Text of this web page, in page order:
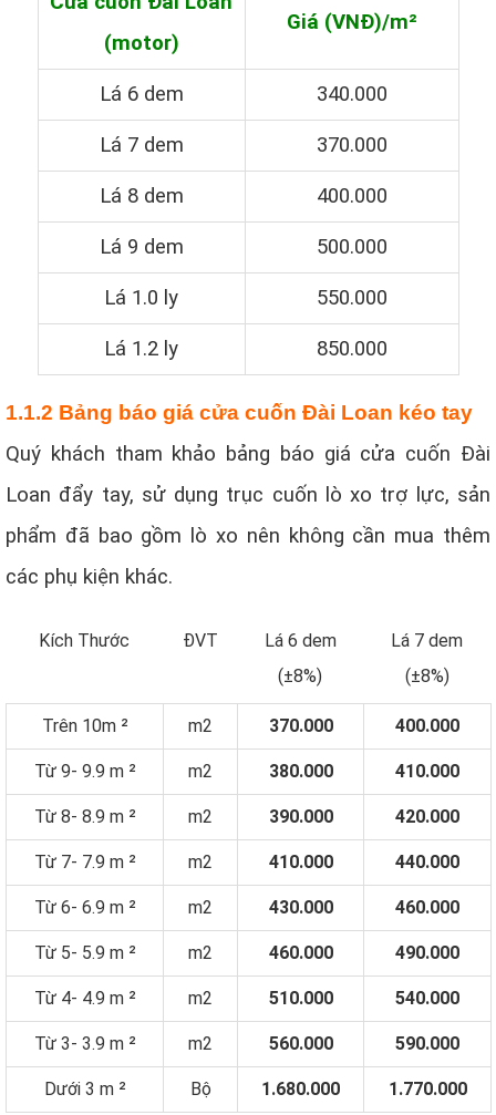
(motor)
Giá (VNĐ)/m²
Lá 6 dem 340.000
Lá 7 dem 370.000
Lá 8 dem 400.000
Lá 9 dem 500.000
Lá 1.0 ly 550.000
Lá 1.2 ly 850.000
1.1.2 Bảng báo giá cửa cuốn Đài Loan kéo tay
Quý khách tham khảo bảng báo giá cửa cuốn Đài
Loan đẩy tay, sử dụng trục cuốn lò xo trợ lực, sản
phẩm đã bao gồm lò xo nên không cần mua thêm
các phụ kiện khác.
Kích Thước ĐVT
Lá 6 dem
(±8%)
Lá 7 dem
(±8%)
Trên 10m ² m2 370.000 400.000
Từ 9- 9.9 m ² m2 380.000 410.000
Từ 8- 8.9 m ² m2 390.000 420.000
Từ 7- 7.9 m ² m2 410.000 440.000
Từ 6- 6.9 m ² m2 430.000 460.000
Từ 5- 5.9 m ² m2 460.000 490.000
Từ 4- 4.9 m ² m2 510.000 540.000
Từ 3- 3.9 m ² m2 560.000 590.000
Dưới 3 m ² Bộ 1.680.000 1.770.000